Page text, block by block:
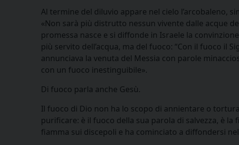
Al termine del diluvio appare nel cielo l’arcobaleno,
«Non sarà più distrutto nessun vivente dalle acque
promessa nasce e si diffonde in Israele la
più servito dell’acqua, ma del fuoco: “Con il fuoco il
annunciava la venuta del Messia con parole
con un fuoco inestinguibile».
Di fuoco parla anche Gesù.
Il fuoco di Dio non ha lo scopo di annientare o
purificare: è il fuoco della sua parola di salvezza, è
fiamma sui discepoli e ha cominciato a diffondersi